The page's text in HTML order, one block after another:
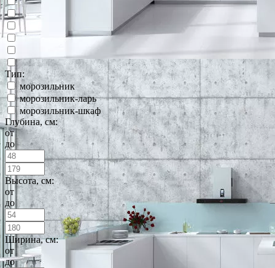
Тип:
морозильник
морозильник-ларь
морозильник-шкаф
Глубина, см:
от
до
Высота, см:
от
до
Ширина, см:
от
до